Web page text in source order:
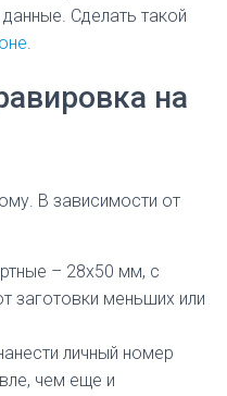
Сделать такой
.
на
В зависимости от
– 28х50 мм, с
заготовки меньших или
личный номер
чем еще и